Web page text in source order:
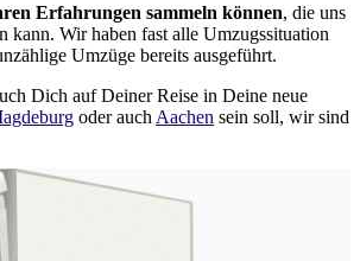
Erfahrungen sammeln können, die uns
kann. Wir haben fast alle Umzugssituation
Umzüge bereits ausgeführt.
Dich auf Deiner Reise in Deine neue
oder auch Aachen sein soll, wir sind